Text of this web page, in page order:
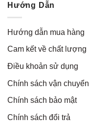
Hướng Dẫn
Hướng dẫn mua hàng
Cam kết về chất lượng
Điều khoản sử dụng
Chính sách vận chuyển
Chính sách bảo mật
Chính sách đổi trả